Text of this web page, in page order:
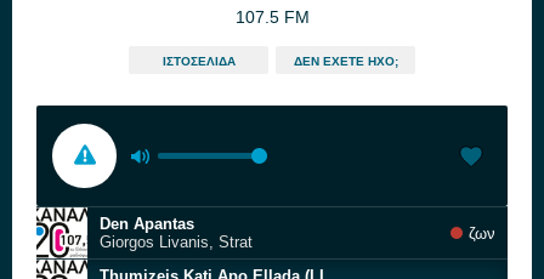
107.5 FM
ΙΣΤΟΣΕΛΊΔΑ ΔΕΝ ΈΧΕΤΕ ΉΧΟ;
Den Apantas
Giorgos Livanis, Strat
ζων